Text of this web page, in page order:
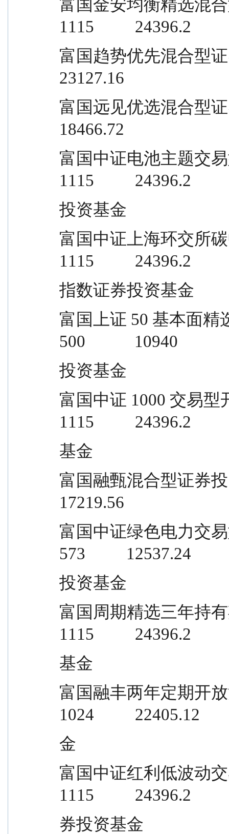
富国金安均衡精选混
1115          24396.2
富国趋势优先混合型
23127.16
富国远见优选混合型证
18466.72
富国中证电池主题交
1115          24396.2
投资基金
富国中证上海环交所
1115          24396.2
指数证券投资基金
富国上证 50 基本面精
500            10940
投资基金
富国中证 1000 交易
1115          24396.2
基金
富国融甄混合型证券投
17219.56
富国中证绿色电力交
573          12537.24
投资基金
富国周期精选三年持
1115          24396.2
基金
富国融丰两年定期开
1024          22405.12
金
富国中证红利低波动
1115          24396.2
券投资基金